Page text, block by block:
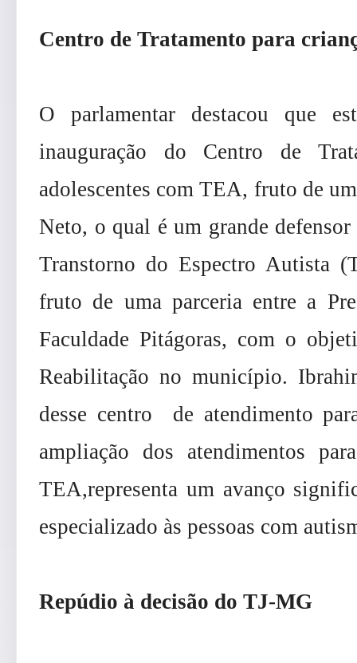
Centro de Tratamento para
O parlamentar destacou que
inauguração do Centro de
adolescentes com TEA, fruto de
Neto, o qual é um grande
Transtorno do Espectro Autista
fruto de uma parceria entre a
Faculdade Pitágoras, com o
Reabilitação no município.
desse centro de atendimento
ampliação dos atendimentos
TEA,representa um avanço
especializado às pessoas com
Repúdio à decisão do TJ-MG